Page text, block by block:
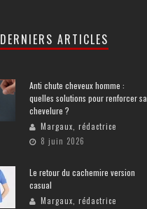
DERNIERS ARTICLES
Anti chute cheveux homme :
quelles solutions pour renforcer sa
chevelure ?
Margaux, rédactrice
8 juin 2026
Le retour du cachemire version
casual
Margaux, rédactrice